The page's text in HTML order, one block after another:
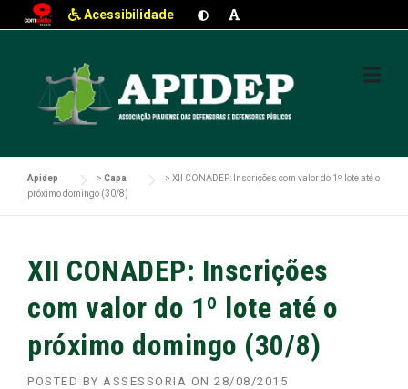
Acessibilidade
Apidep > Capa > XII CONADEP: Inscrições com valor do 1º lote até o
próximo domingo (30/8)
XII CONADEP: Inscrições
com valor do 1º lote até o
próximo domingo (30/8)
POSTED BY ASSESSORIA ON 28/08/2015